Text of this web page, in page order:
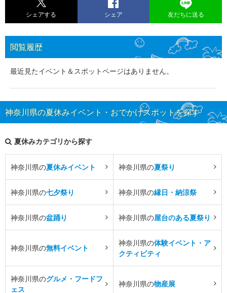
シェアする シェア 友だちに送る
閲覧履歴
最近見たイベント＆スポットページはありません。
神奈川県の夏休みイベント・おでかけスポットを探す
夏休みカテゴリから探す
神奈川県の夏休みイベント 神奈川県の夏祭り
神奈川県の七夕祭り 神奈川県の縁日・納涼祭
神奈川県の盆踊り 神奈川県の屋台のある夏祭り
神奈川県の無料イベント
神奈川県の体験イベント・ア
クティビティ
神奈川県のグルメ・フードフ
ェス
神奈川県の物産展